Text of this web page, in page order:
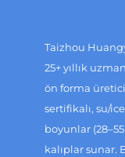
Taizhou
25+ yıllık
ön forma
sertifikalı, su/
boyunlar
kalıplar sunar.